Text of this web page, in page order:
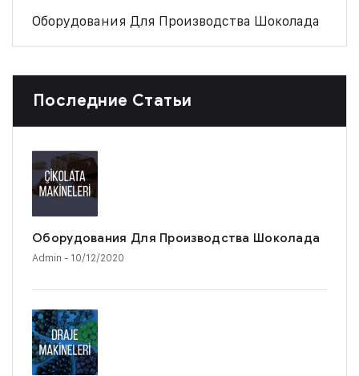
Оборудования Для Производства Шоколада
Последние Статьи
Оборудования Для Производства Шоколада
Admin - 10/12/2020